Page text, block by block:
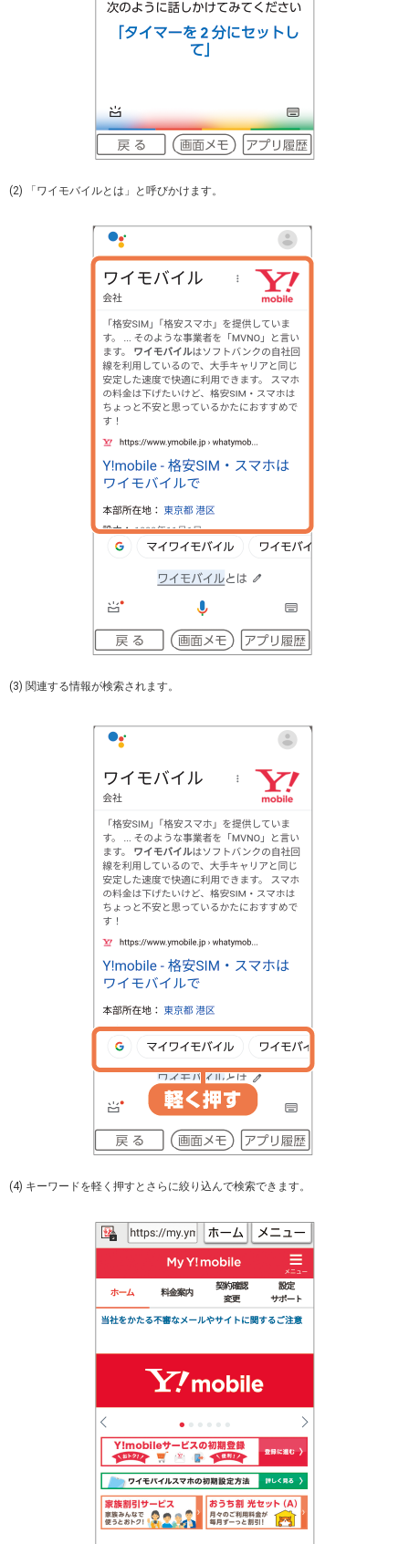
(2) 「ワイモバイルとは」と呼びかけます。
(3) 関連する情報が検索されます。
(4) キーワードを軽く押すとさらに絞り込んで検索できます。